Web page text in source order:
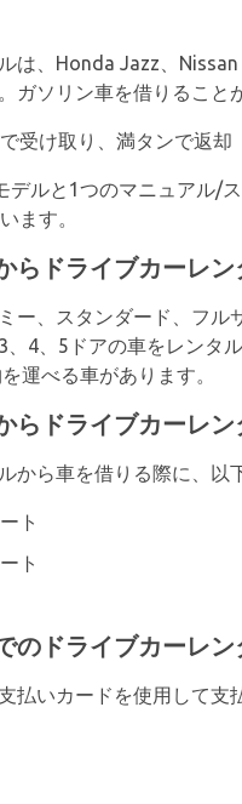
は、Honda Jazz、
ガソリン車を借りること
受け取り、満タンで返却
デルと1つのマニュアル/
ます。
らドライブカーレ
ー、スタンダード、フ
4、5ドアの車をレンタ
運べる車があります。
らドライブカーレ
から車を借りる際に、以
ト
ト
のドライブカーレ
払いカードを使用して支